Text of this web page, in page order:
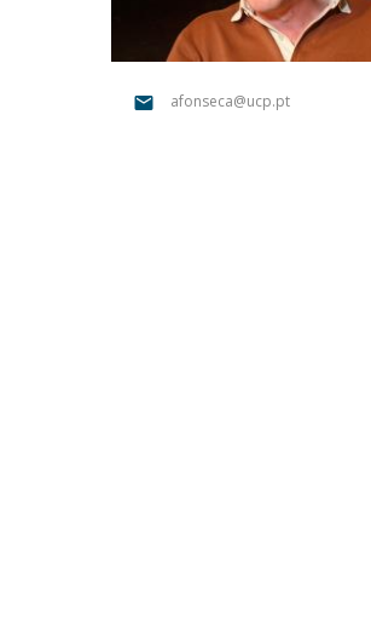
Bolsas de Estudo
Merit Award
Provas Públicas
afonseca@ucp.pt